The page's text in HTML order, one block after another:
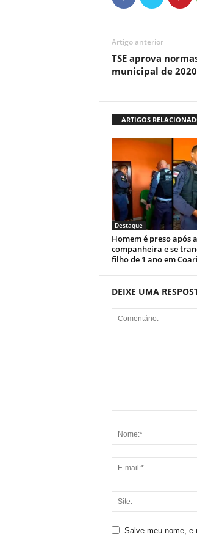
Artigo anterior
TSE aprova
municipal de 2020
ARTIGOS
Destaque
Homem é preso após
companheira e se
filho de 1 ano em Coari
DEIXE UMA
Salve meu nome,